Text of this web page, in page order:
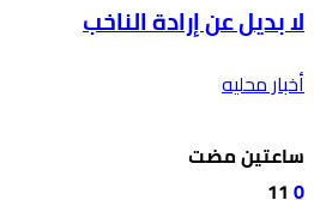
لا بديل عن إرادة الناخب
أخبار محليه
‫‫‫‏‫ساعتين مضت‬
0
11